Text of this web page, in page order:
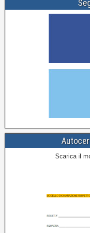
Scarica il